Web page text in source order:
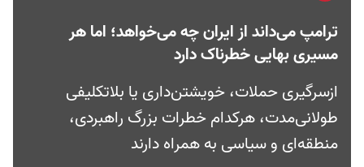
ترامپ می‌داند از ایران چه می‌خواهد؛ اما هر
مسیری بهایی خطرناک دارد
ازسرگیری حملات، خویشتن‌داری یا بلاتکلیفی
طولانی‌مدت، هرکدام خطرات بزرگ راهبردی،
منطقه‌ای و سیاسی به همراه دارند